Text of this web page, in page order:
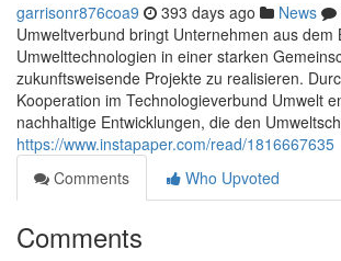
garrisonr876coa9 393 days ago News
Umweltverbund bringt Unternehmen aus dem
Umwelttechnologien in einer starken
zukunftsweisende Projekte zu realisieren.
Kooperation im Technologieverbund Umwelt
nachhaltige Entwicklungen, die den
https://www.instapaper.com/read/1816667635
Comments
Who Upvoted
Comments